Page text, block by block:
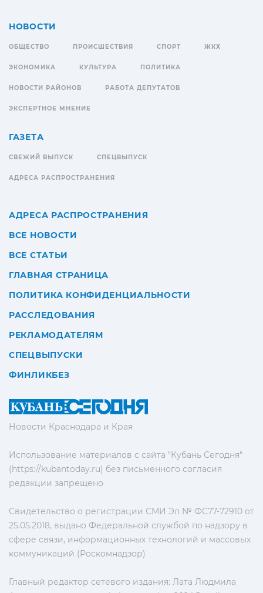
Новости Краснодара и Края
Использование материалов с сайта "Кубань Сегодня"
(https://kubantoday.ru) без письменного согласия
редакции запрещено
Свидетельство о регистрации СМИ Эл № ФС77-72910 от
25.05.2018, выдано Федеральной службой по надзору в
сфере связи, информационных технологий и массовых
коммуникаций (Роскомнадзор)
Главный редактор сетевого издания: Лата Людмила
НОВОСТИ
ОБЩЕСТВО ПРОИСШЕСТВИЯ СПОРТ ЖКХ
ЭКОНОМИКА КУЛЬТУРА ПОЛИТИКА
НОВОСТИ РАЙОНОВ РАБОТА ДЕПУТАТОВ
ЭКСПЕРТНОЕ МНЕНИЕ
ГАЗЕТА
СВЕЖИЙ ВЫПУСК СПЕЦВЫПУСК
АДРЕСА РАСПРОСТРАНЕНИЯ
АДРЕСА РАСПРОСТРАНЕНИЯ
ВСЕ НОВОСТИ
ВСЕ СТАТЬИ
ГЛАВНАЯ СТРАНИЦА
ПОЛИТИКА КОНФИДЕНЦИАЛЬНОСТИ
РАССЛЕДОВАНИЯ
РЕКЛАМОДАТЕЛЯМ
СПЕЦВЫПУСКИ
ФИНЛИКБЕЗ